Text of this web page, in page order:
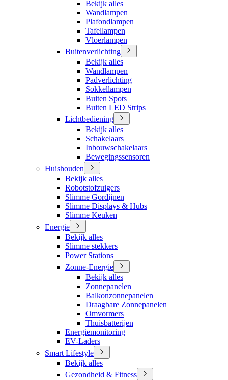
Bekijk alles
Wandlampen
Plafondlampen
Tafellampen
Vloerlampen
Buitenverlichting
Bekijk alles
Wandlampen
Padverlichting
Sokkellampen
Buiten Spots
Buiten LED Strips
Lichtbediening
Bekijk alles
Schakelaars
Inbouwschakelaars
Bewegingssensoren
Huishouden
Bekijk alles
Robotstofzuigers
Slimme Gordijnen
Slimme Displays & Hubs
Slimme Keuken
Energie
Bekijk alles
Slimme stekkers
Power Stations
Zonne-Energie
Bekijk alles
Zonnepanelen
Balkonzonnepanelen
Draagbare Zonnepanelen
Omvormers
Thuisbatterijen
Energiemonitoring
EV-Laders
Smart Lifestyle
Bekijk alles
Gezondheid & Fitness